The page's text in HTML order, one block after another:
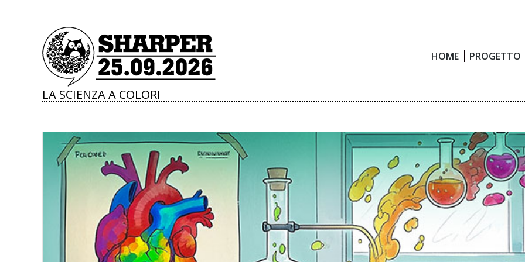
HOME PROGETTO
LA SCIENZA A COLORI